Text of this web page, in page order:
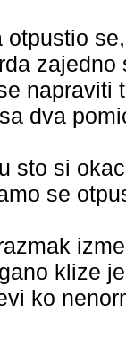
zajedno
dva
sto si
se
klize
ko